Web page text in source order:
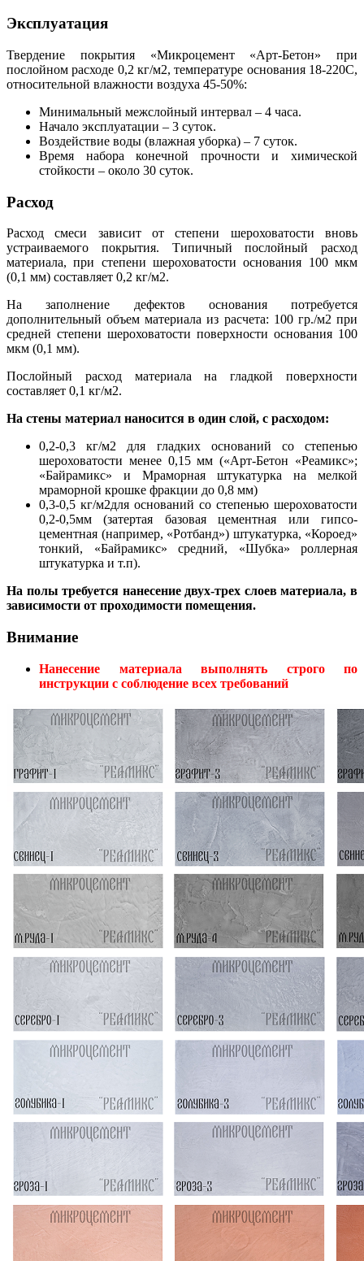
Эксплуатация
Твердение покрытия «Микроцемент «Арт-Бетон» при
послойном расходе 0,2 кг/м2, температуре основания 18-220С,
относительной влажности воздуха 45-50%:
Минимальный межслойный интервал – 4 часа.
Начало эксплуатации – 3 суток.
Воздействие воды (влажная уборка) – 7 суток.
Время набора конечной прочности и химической
стойкости – около 30 суток.
Расход
Расход смеси зависит от степени шероховатости вновь
устраиваемого покрытия. Типичный послойный расход
материала, при степени шероховатости основания 100 мкм
(0,1 мм) составляет 0,2 кг/м2.
На заполнение дефектов основания потребуется
дополнительный объем материала из расчета: 100 гр./м2 при
средней степени шероховатости поверхности основания 100
мкм (0,1 мм).
Послойный расход материала на гладкой поверхности
составляет 0,1 кг/м2.
На стены материал наносится в один слой, с расходом:
0,2-0,3 кг/м2 для гладких оснований со степенью
шероховатости менее 0,15 мм («Арт-Бетон «Реамикс»;
«Байрамикс» и Мраморная штукатурка на мелкой
мраморной крошке фракции до 0,8 мм)
0,3-0,5 кг/м2для оснований со степенью шероховатости
0,2-0,5мм (затертая базовая цементная или гипсо-
цементная (например, «Ротбанд») штукатурка, «Короед»
тонкий, «Байрамикс» средний, «Шубка» роллерная
штукатурка и т.п).
На полы требуется нанесение двух-трех слоев материала, в
зависимости от проходимости помещения.
Внимание
Нанесение материала выполнять строго по
инструкции с соблюдение всех требований